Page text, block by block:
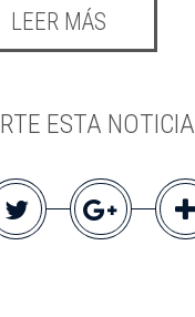
LEER MÁS
ESTA NOTICIA